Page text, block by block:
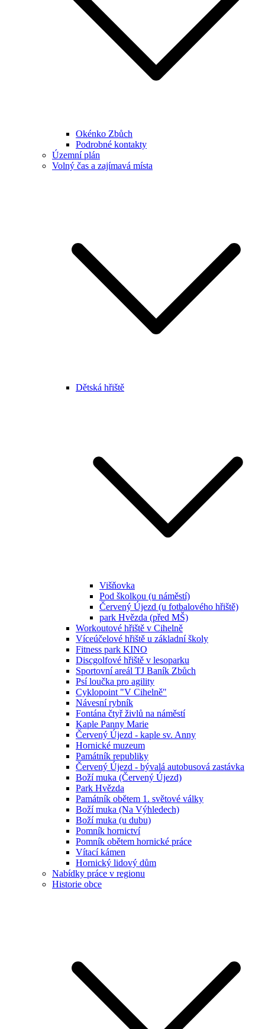
Okénko Zbůch
Podrobné kontakty
Územní plán
Volný čas a zajímavá místa
Dětská hřiště
Višňovka
Pod školkou (u náměstí)
Červený Újezd (u fotbalového hřiště)
park Hvězda (před MŠ)
Workoutové hřiště v Cihelně
Víceúčelové hřiště u základní školy
Fitness park KINO
Discgolfové hřiště v lesoparku
Sportovní areál TJ Baník Zbůch
Psí loučka pro agility
Cyklopoint "V Cihelně"
Návesní rybník
Fontána čtyř živlů na náměstí
Kaple Panny Marie
Červený Újezd - kaple sv. Anny
Hornické muzeum
Památník republiky
Červený Újezd - bývalá autobusová zastávka
Boží muka (Červený Újezd)
Park Hvězda
Památník obětem 1. světové války
Boží muka (Na Výhledech)
Boží muka (u dubu)
Pomník hornictví
Pomník obětem hornické práce
Vítací kámen
Hornický lidový dům
Nabídky práce v regionu
Historie obce